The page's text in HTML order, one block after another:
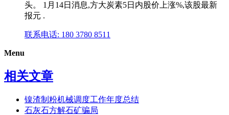
头。 1月14日消息,方大炭素5日内股价上涨%,该股最新
报元 .
联系电话: 180 3780 8511
Menu
相关文章
镍渣制粉机械调度工作年度总结
石灰石方解石矿骗局